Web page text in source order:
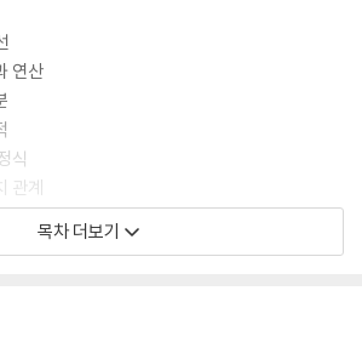
연산
식
관계
목차 더보기